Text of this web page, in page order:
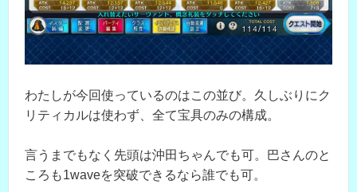
わたしが今回使っているのはこの並び。久しぶりにク
リティカルは使わず、全て宝具のみの構成。
言うまでもなく先頭は沖田ちゃんでも可。巴さんのと
ころも1waveを突破できるなら誰でも可。